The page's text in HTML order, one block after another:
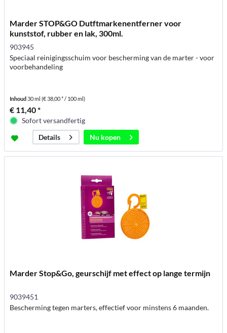
Marder STOP&GO Dutftmarkenentferner voor
kunststof, rubber en lak, 300ml.
903945
Speciaal reinigingsschuim voor bescherming van de marter - voor
voorbehandeling
Inhoud30 ml(€ 38,00 * / 100 ml)
€ 11,40 *
Sofort versandfertig
Details
Nu kopen
Marder Stop&Go, geurschijf met effect op lange termijn
9039451
Bescherming tegen marters, effectief voor minstens 6 maanden.